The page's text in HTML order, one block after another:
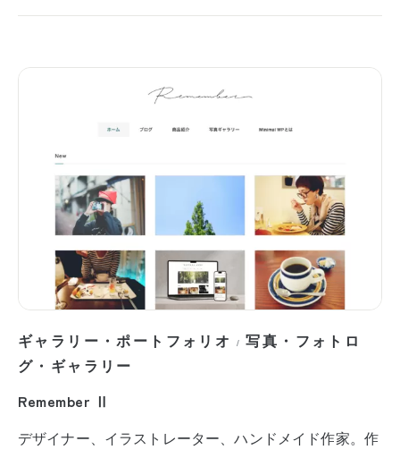
ギャラリー・ポートフォリオ /写真・フォトロ
グ・ギャラリー
Remember Ⅱ
デザイナー、イラストレーター、ハンドメイド作家。作